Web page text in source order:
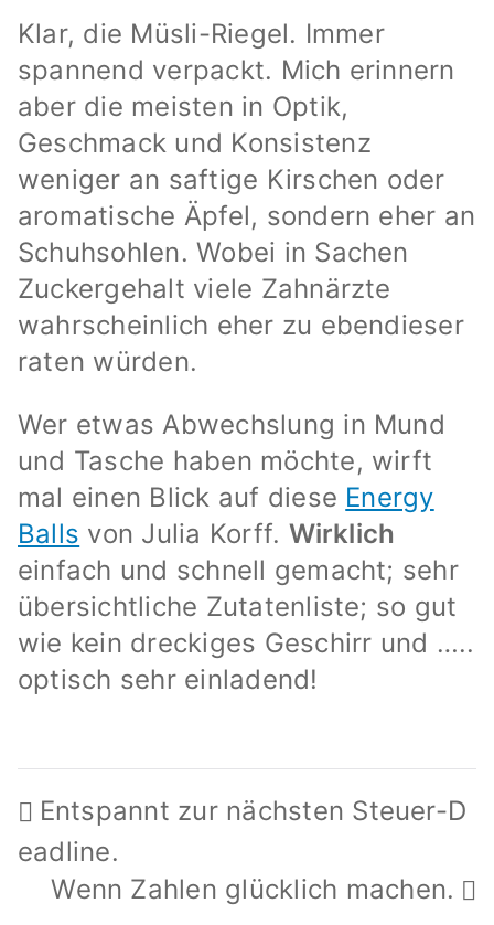
Klar, die Müsli-Riegel. Immer
spannend verpackt. Mich erinnern
aber die meisten in Optik,
Geschmack und Konsistenz
weniger an saftige Kirschen oder
aromatische Äpfel, sondern eher an
Schuhsohlen. Wobei in Sachen
Zuckergehalt viele Zahnärzte
wahrscheinlich eher zu ebendieser
raten würden.
Wer etwas Abwechslung in Mund
und Tasche haben möchte, wirft
mal einen Blick auf diese Energy
Balls von Julia Korff. Wirklich
einfach und schnell gemacht; sehr
übersichtliche Zutatenliste; so gut
wie kein dreckiges Geschirr und …..
optisch sehr einladend!
Beitragsnavigation
Entspannt zur nächsten Steuer-D
eadline.
Wenn Zahlen glücklich machen.